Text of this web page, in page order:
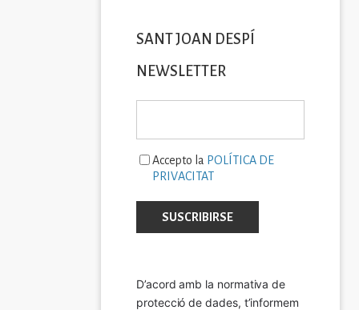
SANT JOAN DESPÍ
NEWSLETTER
Accepto la POLÍTICA DE
PRIVACITAT
D’acord amb la normativa de
protecció de dades, t’informem